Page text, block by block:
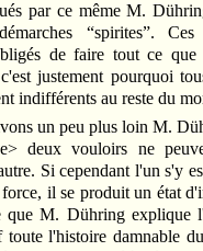
par ce même M.
“spirites”.
de faire tout ce
justement pourquoi
indifférents au reste du
un peu plus loin M.
deux vouloirs ne
Si cependant l'un s'y
il se produit un état
que M. Dühring explique
toute l'histoire damnable